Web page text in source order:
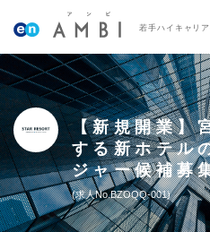
若手ハイキャリ
【新規開業】
する新ホテル
ジャー候補募
求人No.BZOQQ-001